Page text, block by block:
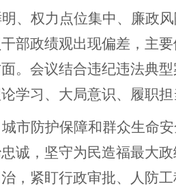
、权力点位集中、廉政
部政绩观出现偏差，主
。会议结合违纪违法典
学习、大局意识、履职担
市防护保障和群众生命
诚，坚守为民造福最大
，紧盯行政审批、人防